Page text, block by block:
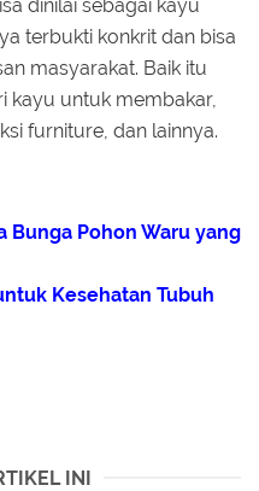
dinilai sebagai kayu
terbukti konkrit dan bisa
masyarakat. Baik itu
kayu untuk membakar,
furniture, dan lainnya.
Bunga Pohon Waru yang
Kesehatan Tubuh
INI